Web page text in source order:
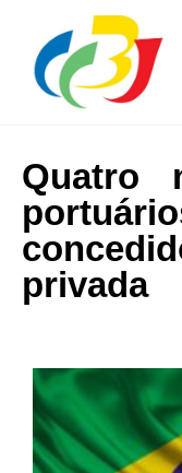
Quatro
privada